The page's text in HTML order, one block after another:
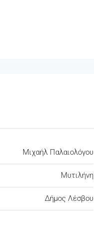
Μιχαήλ Παλαιολόγου
Μυτιλήνη
Δήμος Λέσβου